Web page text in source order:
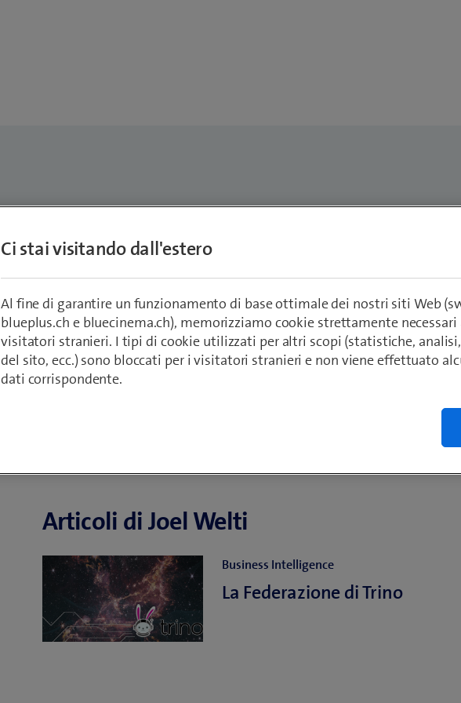
Joel Welti
Senior Data ＆ Analytics Consultant
Articoli di Joel Welti
Business Intelligence
La Federazione di Trino
Ci stai visitando dall'estero
Al fine di garantire un funzionamento di base ottimale dei nostri siti Web
blueplus.ch e bluecinema.ch), memorizziamo cookie strettamente necessari
visitatori stranieri. I tipi di cookie utilizzati per altri scopi (statistiche,
del sito, ecc.) sono bloccati per i visitatori stranieri e non viene effettuato
dati corrispondente.